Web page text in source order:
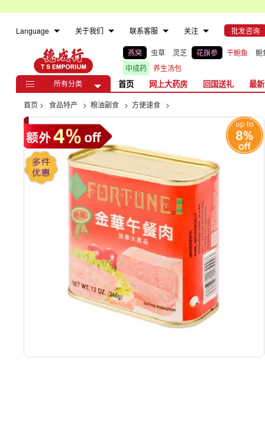
Language 关于我们 联系客服 关注 批发咨询
燕窝 虫草 灵芝 花旗参 干鲍鱼 鲍
中成药
养生汤包
 所有分类 首页 网上大药房 回国送礼 最
首页 > 食品特产 > 粮油副食 > 方便速食 >